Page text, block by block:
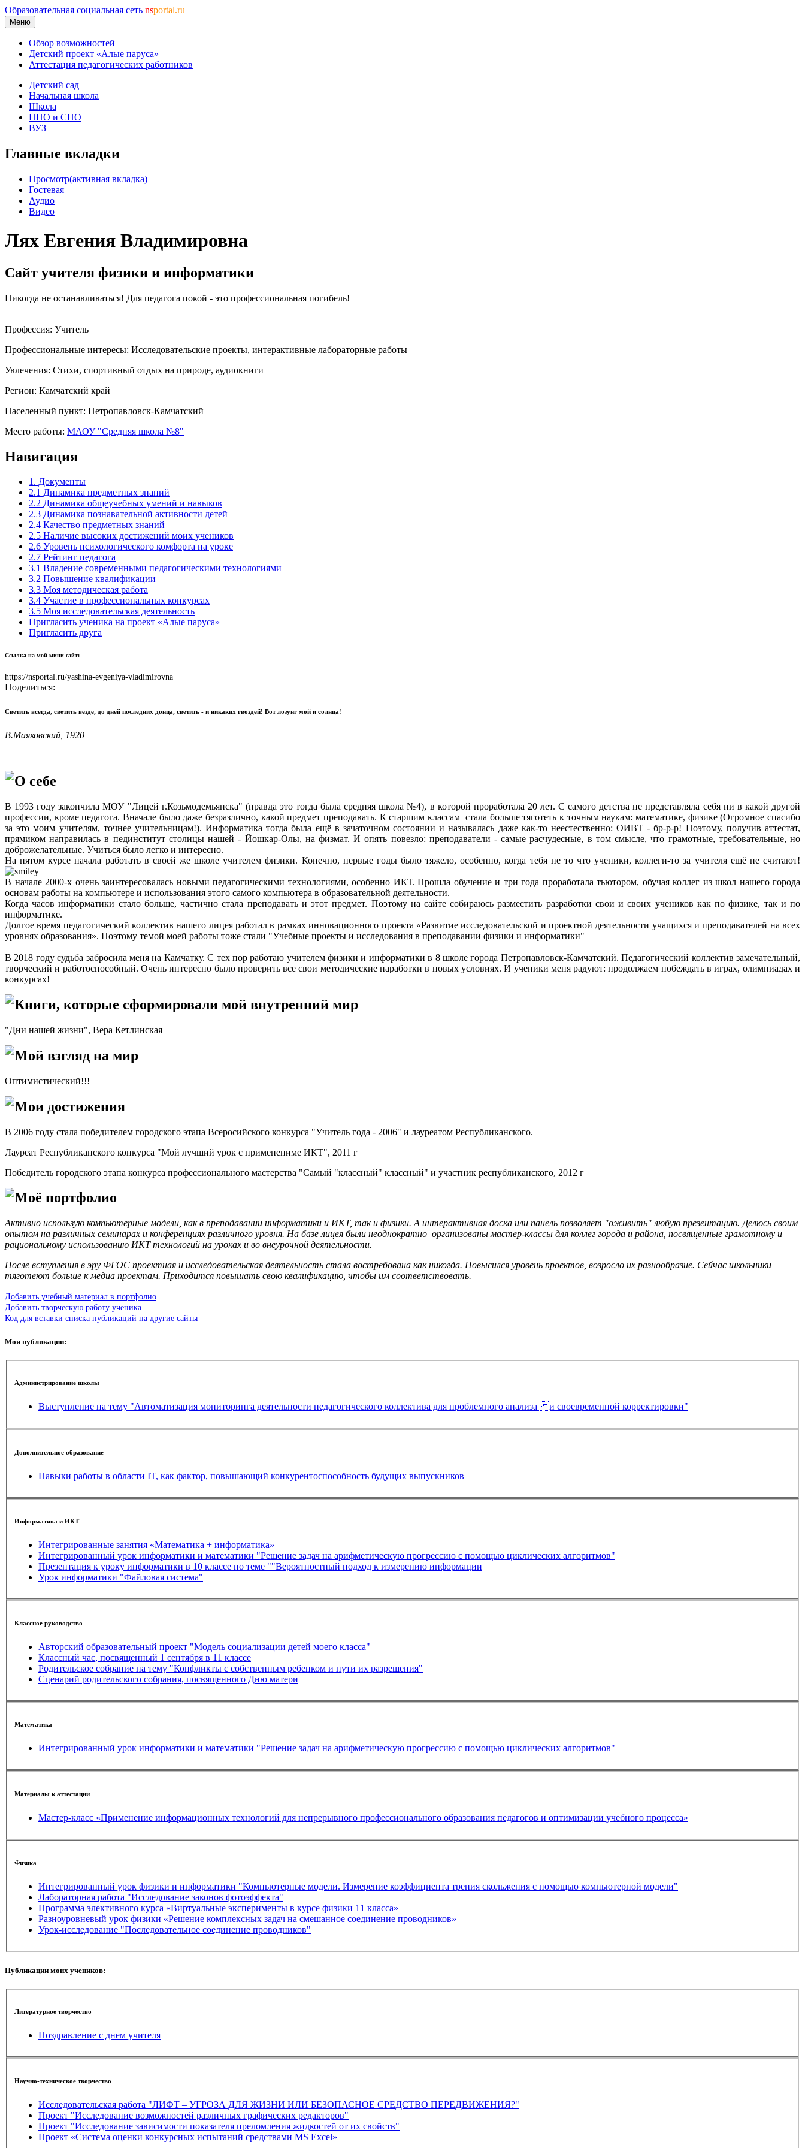
Образовательная социальная сеть nsportal.ru
Меню
Обзор возможностей
Детский проект «Алые паруса»
Аттестация педагогических работников
Детский сад
Начальная школа
Школа
НПО и СПО
ВУЗ
Главные вкладки
Просмотр(активная вкладка)
Гостевая
Аудио
Видео
Лях Евгения Владимировна
Сайт учителя физики и информатики
Никогда не останавливаться! Для педагога покой - это профессиональная погибель!
Профессия: Учитель
Профессиональные интересы: Исследовательские проекты, интерактивные лабораторные работы
Увлечения: Стихи, спортивный отдых на природе, аудиокниги
Регион: Камчатский край
Населенный пункт: Петропавловск-Камчатский
Место работы: МАОУ "Средняя школа №8"
Навигация
1. Документы
2.1 Динамика предметных знаний
2.2 Динамика общеучебных умений и навыков
2.3 Динамика познавательной активности детей
2.4 Качество предметных знаний
2.5 Наличие высоких достижений моих учеников
2.6 Уровень психологического комфорта на уроке
2.7 Рейтинг педагога
3.1 Владение современными педагогическими технологиями
3.2 Повышение квалификации
3.3 Моя методическая работа
3.4 Участие в профессиональных конкурсах
3.5 Моя исследовательская деятельность
Пригласить ученика на проект «Алые паруса»
Пригласить друга
Ссылка на мой мини-сайт:
https://nsportal.ru/yashina-evgeniya-vladimirovna
Поделиться:
Светить всегда, светить везде, до дней последних донца, светить - и никаких гвоздей! Вот лозунг мой и солнца!
В.Маяковский, 1920
О себе
В 1993 году закончила МОУ "Лицей г.Козьмодемьянска" (правда это тогда была средняя школа №4), в которой проработала 20 лет. С самого детства не представляла себя ни в какой другой
профессии, кроме педагога. Вначале было даже безразлично, какой предмет преподавать. К старшим классам стала больше тяготеть к точным наукам: математике, физике (Огромное спасибо
за это моим учителям, точнее учительницам!). Информатика тогда была ещё в зачаточном состоянии и называлась даже как-то неестественно: ОИВТ - бр-р-р! Поэтому, получив аттестат,
прямиком направилась в пединститут столицы нашей - Йошкар-Олы, на физмат. И опять повезло: преподаватели - самые расчудесные, в том смысле, что грамотные, требовательные, но
доброжелательные. Учиться было легко и интересно.
На пятом курсе начала работать в своей же школе учителем физики. Конечно, первые годы было тяжело, особенно, когда тебя не то что ученики, коллеги-то за учителя ещё не считают!
В начале 2000-х очень заинтересовалась новыми педагогическими технологиями, особенно ИКТ. Прошла обучение и три года проработала тьютором, обучая коллег из школ нашего города
основам работы на компьютере и использования этого самого компьютера в образовательной деятельности.
Когда часов информатики стало больше, частично стала преподавать и этот предмет. Поэтому на сайте собираюсь разместить разработки свои и своих учеников как по физике, так и по
информатике.
Долгое время педагогический коллектив нашего лицея работал в рамках инновационного проекта «Развитие исследовательской и проектной деятельности учащихся и преподавателей на всех
уровнях образования». Поэтому темой моей работы тоже стали "Учебные проекты и исследования в преподавании физики и информатики"
В 2018 году судьба забросила меня на Камчатку. С тех пор работаю учителем физики и информатики в 8 школе города Петропавловск-Камчатский. Педагогический коллектив замечательный,
творческий и работоспособный. Очень интересно было проверить все свои методические наработки в новых условиях. И ученики меня радуют: продолжаем побеждать в играх, олимпиадах и
конкурсах!
Книги, которые сформировали мой внутренний мир
"Дни нашей жизни", Вера Кетлинская
Мой взгляд на мир
Оптимистический!!!
Мои достижения
В 2006 году стала победителем городского этапа Всеросийского конкурса "Учитель года - 2006" и лауреатом Республиканского.
Лауреат Республиканского конкурса "Мой лучший урок с применениме ИКТ", 2011 г
Победитель городского этапа конкурса профессионального мастерства "Самый "классный" классный" и участник республиканского, 2012 г
Моё портфолио
Активно использую компьютерные модели, как в преподавании информатики и ИКТ, так и физики. А интерактивная доска или панель позволяет "оживить" любую презентацию. Делюсь своим
опытом на различных семинарах и конференциях различного уровня. На базе лицея были неоднократно организованы мастер-классы для коллег города и района, посвященные грамотному и
рациональному использованию ИКТ технологий на уроках и во внеурочной деятельности.
После вступления в эру ФГОС проектная и исследовательская деятельность стала востребована как никогда. Повысился уровень проектов, возросло их разнообразие. Сейчас школьники
тяготеют больше к медиа проектам. Приходится повышать свою квалификацию, чтобы им соответствовать.
Добавить учебный материал в портфолио
Добавить творческую работу ученика
Код для вставки списка публикаций на другие сайты
Мои публикации:
Администрирование школы
Выступление на тему "Автоматизация мониторинга деятельности педагогического коллектива для проблемного анализа и своевременной корректировки"
Дополнительное образование
Навыки работы в области IT, как фактор, повышающий конкурентоспособность будущих выпускников
Информатика и ИКТ
Интегрированные занятия «Математика + информатика»
Интегрированный урок информатики и математики "Решение задач на арифметическую прогрессию с помощью циклических алгоритмов"
Презентация к уроку информатики в 10 классе по теме ""Вероятностный подход к измерению информации
Урок информатики "Файловая система"
Классное руководство
Авторский образовательный проект "Модель социализации детей моего класса"
Классный час, посвященный 1 сентября в 11 классе
Родительское собрание на тему "Конфликты с собственным ребенком и пути их разрешения"
Сценарий родительского собрания, посвященного Дню матери
Математика
Интегрированный урок информатики и математики "Решение задач на арифметическую прогрессию с помощью циклических алгоритмов"
Материалы к аттестации
Мастер-класс «Применение информационных технологий для непрерывного профессионального образования педагогов и оптимизации учебного процесса»
Физика
Интегрированный урок физики и информатики "Компьютерные модели. Измерение коэффициента трения скольжения с помощью компьютерной модели"
Лабораторная работа "Исследование законов фотоэффекта"
Программа элективного курса «Виртуальные эксперименты в курсе физики 11 класса»
Разноуровневый урок физики «Решение комплексных задач на смешанное соединение проводников»
Урок-исследование "Последовательное соединение проводников"
Публикации моих учеников:
Литературное творчество
Поздравление с днем учителя
Научно-техническое творчество
Исследовательская работа "ЛИФТ – УГРОЗА ДЛЯ ЖИЗНИ ИЛИ БЕЗОПАСНОЕ СРЕДСТВО ПЕРЕДВИЖЕНИЯ?"
Проект "Исследование возможностей различных графических редакторов"
Проект "Исследование зависимости показателя преломления жидкостей от их свойств"
Проект «Система оценки конкурсных испытаний средствами MS Excel»